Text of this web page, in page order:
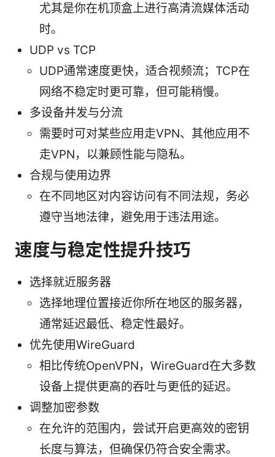
尤其是你在机顶盒上进行高清流媒体活动
时。
UDP vs TCP
UDP通常速度更快，适合视频流；TCP在
网络不稳定时更可靠，但可能稍慢。
多设备并发与分流
需要时可对某些应用走VPN、其他应用不
走VPN，以兼顾性能与隐私。
合规与使用边界
在不同地区对内容访问有不同法规，务必
遵守当地法律，避免用于违法用途。
速度与稳定性提升技巧
选择就近服务器
选择地理位置接近你所在地区的服务器，
通常延迟最低、稳定性最好。
优先使用WireGuard
相比传统OpenVPN，WireGuard在大多数
设备上提供更高的吞吐与更低的延迟。
调整加密参数
在允许的范围内，尝试开启更高效的密钥
长度与算法，但确保仍符合安全需求。